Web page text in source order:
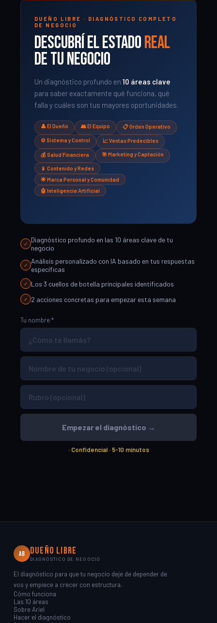
DUEÑO LIBRE · DIAGNÓSTICO COMPLETO
DE NEGOCIO
Descubrí el estadoreal
de tu negocio
Un diagnóstico profundo en 10 áreas clave
para saber exactamente qué funciona, qué
falla y cuáles son tus mayores oportunidades.
👤 El Dueño 👥 El Equipo 📋 Orden Operativo
⚙️ Sistema y Control 📈 Ventas Predecibles
💰 Salud Financiera 🎯 Marketing y Captación
📱 Contenido y Redes
🌟 Marca Personal y Comunidad
🤖 Inteligencia Artificial
✓
Diagnóstico profundo en las 10 áreas clave de tu
negocio
✓
Análisis personalizado con IA basado en tus respuestas
específicas
✓ Los 3 cuellos de botella principales identificados
✓ 2 acciones concretas para empezar esta semana
Tu nombre *
Empezar el diagnóstico →
· Confidencial · 5-10 minutos
AB Dueño Libre
DIAGNÓSTICO DE NEGOCIO
El diagnóstico para que tu negocio deje de depender de
vos y empiece a crecer con estructura.
Cómo funciona
Las 10 áreas
Sobre Ariel
Hacer el diagnóstico